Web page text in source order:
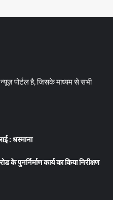
पोर्टल है, जिसके माध्यम से सभी
: धस्माना
पुनर्निर्माण कार्य का किया निरीक्षण